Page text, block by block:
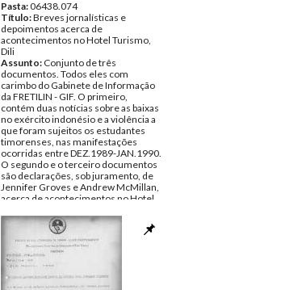
Pasta:06438.074
Título:Breves jornalísticas e
depoimentos acerca de
acontecimentos no Hotel Turismo,
Dili
Assunto: Conjunto de três
documentos. Todos eles com
carimbo do Gabinete de Informação
da FRETILIN - GIF. O primeiro,
contém duas notícias sobre as baixas
no exército indonésio e a violência a
que foram sujeitos os estudantes
timorenses, nas manifestações
ocorridas entre DEZ.1989-JAN.1990.
O segundo e o terceiro documentos
são declarações, sob juramento, de
Jennifer Groves e Andrew McMillan,
acerca de acontecimentos no Hotel
1990.
Janeiro de 1990
Fundo:Arquivo da Resistência
Timorense - TAPOL
Tipo Documental:
Página(s):6